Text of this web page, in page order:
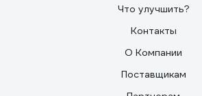
Что улучшить?
Контакты
О Компании
Поставщикам